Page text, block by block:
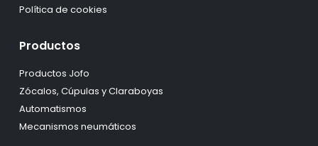
Política de cookies
Productos
Productos Jofo
Zócalos, Cúpulas y Claraboyas
Automatismos
Mecanismos neumáticos